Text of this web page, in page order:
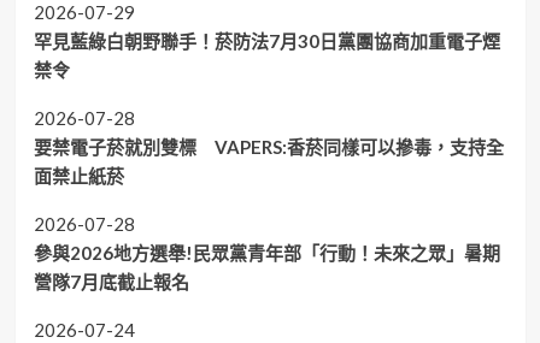
2026-07-29
罕見藍綠白朝野聯手！菸防法7月30日黨團協商加重電子煙
禁令
2026-07-28
要禁電子菸就別雙標 VAPERS:香菸同樣可以摻毒，支持全
面禁止紙菸
2026-07-28
參與2026地方選舉!民眾黨青年部「行動！未來之眾」暑期
營隊7月底截止報名
2026-07-24